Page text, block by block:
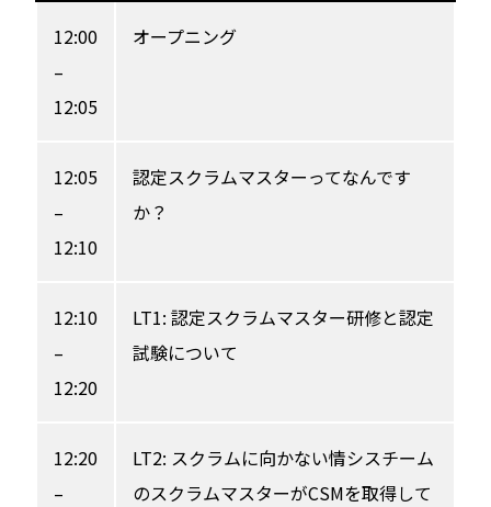
12:00
–
12:05
オープニング
12:05
–
12:10
認定スクラムマスターってなんです
か？
12:10
–
12:20
LT1: 認定スクラムマスター研修と認定
試験について
12:20
–
LT2: スクラムに向かない情シスチーム
のスクラムマスターがCSMを取得して